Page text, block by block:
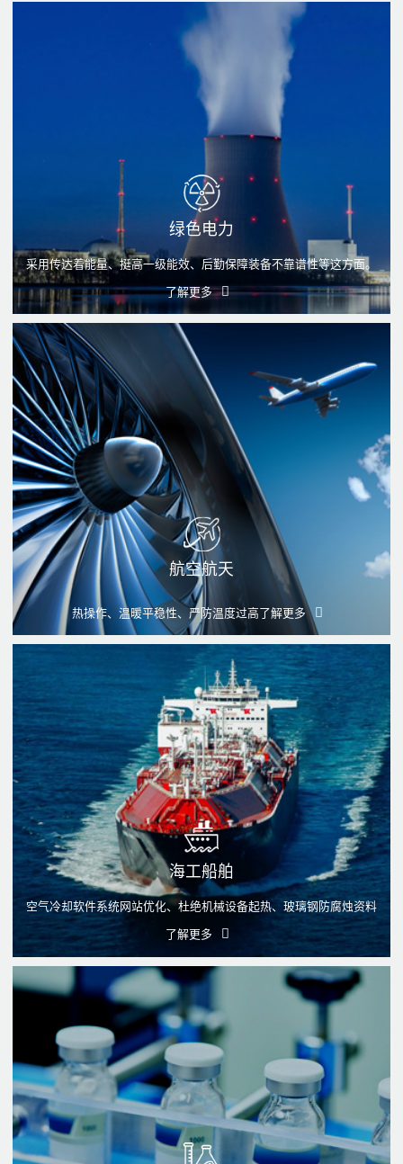
绿色电力
采用传达着能量、挺高一级能效、后勤保障装备不靠谱性等这方面。
了解更多
航空航天
热操作、温暖平稳性、严防温度过高了解更多
海工船舶
空气冷却软件系统网站优化、杜绝机械设备起热、玻璃钢防腐烛资料
了解更多